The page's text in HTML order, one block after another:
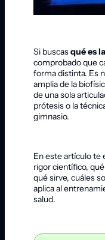
Si buscasqué es
comprobado que
forma distinta. Es
amplia de la
de una sola
prótesis o la
gimnasio.
En este artículo te
rigor científico,
qué sirve, cuáles
aplica al
salud.